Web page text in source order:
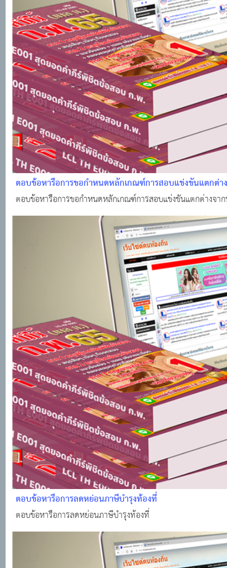
ตอบข้อหารือการขอกำหนดหลักเกณฑ์การสอบแข่งขันแตกต่
ตอบข้อหารือการขอกำหนดหลักเกณฑ์การสอบแข่งขันแตกต่าง
ตอบข้อหารือการลดหย่อนภาษีบำรุงท้องที่
ตอบข้อหารือการลดหย่อนภาษีบำรุงท้องที่